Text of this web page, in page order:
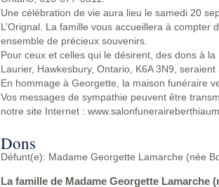
Une célébration de vie aura lieu le samedi 20
L’Orignal. La famille vous accueillera à
ensemble de précieux souvenirs.
Pour ceux et celles qui le désirent, des dons à
Laurier, Hawkesbury, Ontario, K6A 3N9, seraient
En hommage à Georgette, la maison funéraire
Vos messages de sympathie peuvent être
notre site Internet :
Dons
Défunt(e): Madame Georgette Lamarche (née
La famille de Madame Georgette